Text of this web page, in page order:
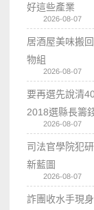
好這些產業
2026-08-07
居酒屋美味搬
物組
2026-08-07
要再選先說清
2018選縣長籌
2026-08-07
司法官學院犯
新藍圖
2026-08-07
詐團收水手現